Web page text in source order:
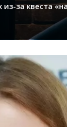
за квеста